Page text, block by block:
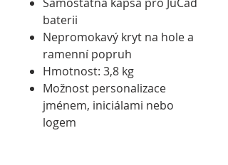
baterii
Nepromokavý kryt na hole a
ramenní popruh
Hmotnost: 3,8 kg
Možnost personalizace
jménem, ​​iniciálami nebo
logem